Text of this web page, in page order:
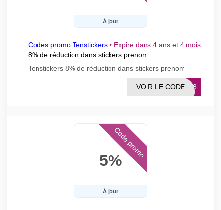
À jour
Codes promo Tenstickers • Expire dans 4 ans et 4 mois
8% de réduction dans stickers prenom
Tenstickers 8% de réduction dans stickers prenom
NOM8
VOIR LE CODE
5%
À jour
Code promo